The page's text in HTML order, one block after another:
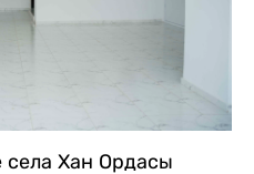
села Хан Ордасы